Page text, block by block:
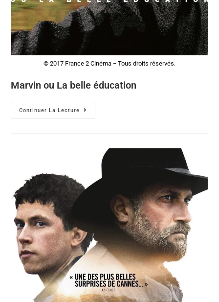
© 2017 France 2 Cinéma − Tous droits réservés.
Marvin ou La belle éducation
Continuer La Lecture